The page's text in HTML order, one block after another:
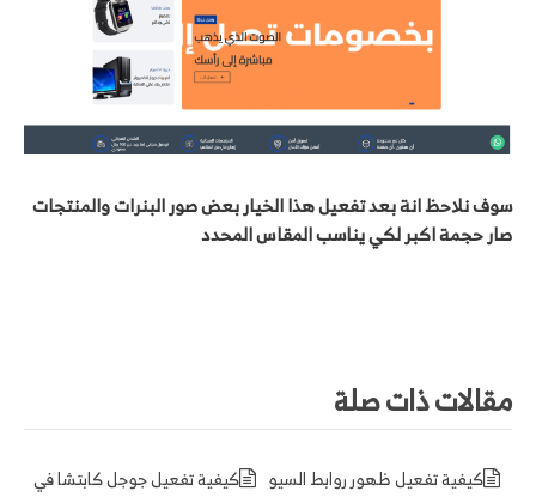
سوف نلاحظ انة بعد تفعيل هذا الخيار بعض صور البنرات والمنتجات
صار حجمة اكبر لكي يناسب المقاس المحدد
مقالات ذات صلة
كيفية تفعيل جوجل كابتشا في
كيفية تفعيل ظهور روابط السيو